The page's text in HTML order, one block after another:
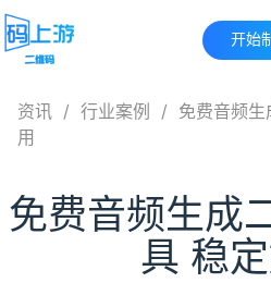
开始
资讯 / 行业案例 / 免费音频
用
免费音频生成
具 稳